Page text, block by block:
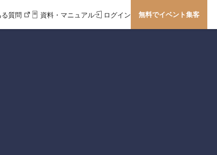
質問 資料・マニュアル ログイン 無料でイベント集客